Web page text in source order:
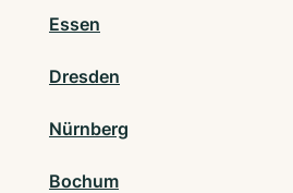
Essen
Dresden
Nürnberg
Bochum